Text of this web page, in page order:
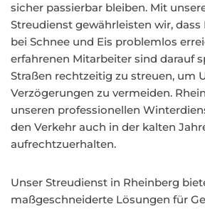
sicher passierbar bleiben. Mit
Streudienst gewährleisten wir, dass
bei Schnee und Eis problemlos
erfahrenen Mitarbeiter sind darauf
Straßen rechtzeitig zu streuen, um
Verzögerungen zu vermeiden.
unseren professionellen
den Verkehr auch in der kalten
aufrechtzuerhalten.
Unser Streudienst in Rheinberg
maßgeschneiderte Lösungen für